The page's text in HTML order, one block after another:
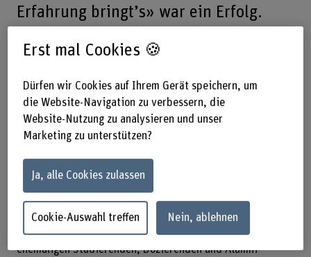
Erfahrung bringt’s» war ein Erfolg.
Dozierende nahmen am ersten BFH-
weiten Alumni-Anlass im
Kornhausforum teil.
04.06.2014, 17.00–22.00 Uhr –
Kornhausforum, Kornhausplatz 18,
3011 Bern
Der Dachverband Alumni BFH lud am Mittwoch, 4. Juni
2014, im Anschluss an seine Delegiertenversammlung alle
ehemaligen Studierenden, Dozierenden und Alumni-
Erst mal Cookies 🍪
Dürfen wir Cookies auf Ihrem Gerät speichern, um
die Website-Navigation zu verbessern, die
Website-Nutzung zu analysieren und unser
Marketing zu unterstützen?
Ja, alle Cookies zulassen
Cookie-Auswahl treffen Nein, ablehnen